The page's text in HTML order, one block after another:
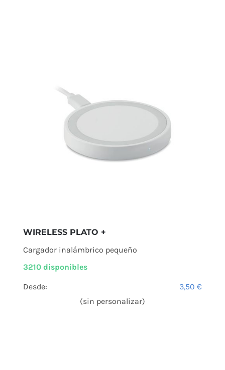
WIRELESS PLATO +
Cargador inalámbrico pequeño
3210 disponibles
Desde: 3,50€
(sin personalizar)